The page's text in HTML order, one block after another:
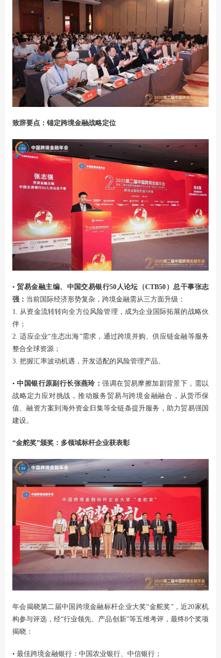
致辞要点：锚定跨境金融战略定位
• 贸易金融主编、中国交易银行50人论坛（CTB50）总干事张志
强： 当前国际经济形势复杂，跨境金融需从三方面升级：
1. 从资金流转转向全方位风险管理，成为企业国际拓展的战略伙
伴；
2. 适应企业“生态出海”需求，通过跨境并购、供应链金融等服务
整合全球资源；
3. 把握汇率波动机遇，开发适配的风险管理产品。
•中国银行原副行长张燕玲：强调在贸易摩擦加剧背景下，需以
战略定力应对挑战，推动服务贸易与跨境金融融合，从货币保
值、融资方案到海外资金归集等全链条提升服务，助力贸易强国
建设。
“金舵奖”颁奖：多领域标杆企业获表彰
年会揭晓第二届中国跨境金融标杆企业大奖“金舵奖”，近20家机
构参与评选，经“行业领先、产品创新”等五维考评，最终8个奖项
揭晓：
• 最佳跨境金融银行：中国农业银行、中信银行；